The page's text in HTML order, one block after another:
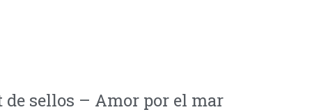
de sellos – Amor por el mar